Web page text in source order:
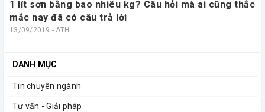
1 lít sơn bằng bao nhiêu kg? Câu hỏi mà ai cũng thắc
mắc nay đã có câu trả lời
13/09/2019 - ATH
DANH MỤC
Tin chuyên ngành
Tư vấn - Giải pháp